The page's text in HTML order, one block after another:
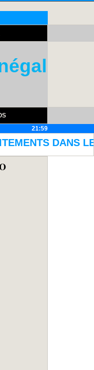
21:59
LES PRISONS